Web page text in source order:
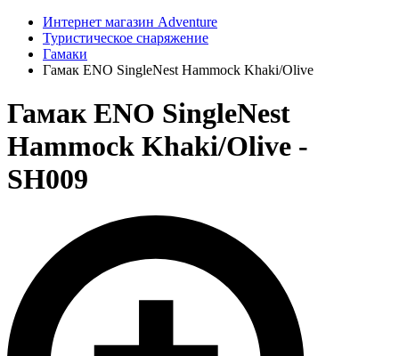
Интернет магазин Adventure
Туристическое снаряжение
Гамаки
Гамак ENO SingleNest Hammock Khaki/Olive
Гамак ENO SingleNest
Hammock Khaki/Olive -
SH009